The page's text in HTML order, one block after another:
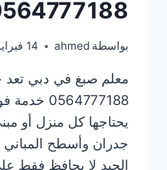
0564777188 خدمة
بواسطة ahmed 14 فبراير، 2026
معلم صبغ في دبي
يحتاجها كل منزل أو
جدران وأسطح المباني
الجيد لا يحافظ فقط